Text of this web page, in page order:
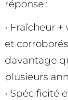
réponse :
• Fraîcheur
et
davantage
plusieurs
• Spécificité